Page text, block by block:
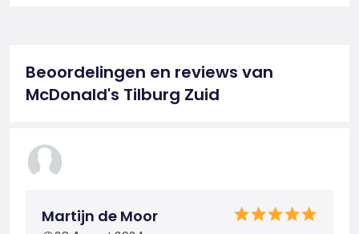
Beoordelingen en reviews van
McDonald's Tilburg Zuid
Martijn de Moor